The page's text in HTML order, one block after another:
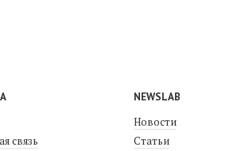
связь
NEWSLAB
Новости
Статьи